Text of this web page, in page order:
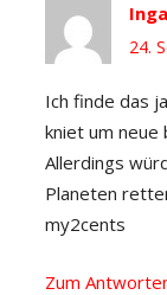
24.
Ich finde das
kniet um neue
Allerdings
Planeten
my2cents
Zum